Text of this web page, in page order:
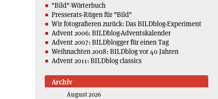
"Bild"-Wörterbuch
Presserats-Rügen für "Bild"
Wir fotografieren zurück: Das BILDblog-Experiment
Advent 2006: BILDblog-Adventskalender
Advent 2007: BILDblogger für einen Tag
Weihnachten 2008: BILDblog vor 40 Jahren
Advent 2011: BILDblog classics
Archiv
August 2026